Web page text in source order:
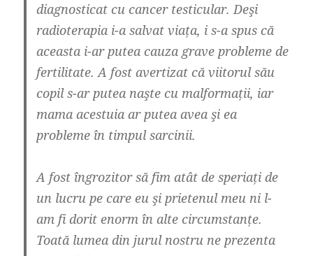
diagnosticat cu cancer testicular. Deşi
radioterapia i-a salvat viața, i s-a spus că
aceasta i-ar putea cauza grave probleme de
fertilitate. A fost avertizat că viitorul său
copil s-ar putea naşte cu malformații, iar
mama acestuia ar putea avea şi ea
probleme în timpul sarcinii.
A fost îngrozitor să fim atât de speriați de
un lucru pe care eu şi prietenul meu ni l-
am fi dorit enorm în alte circumstanțe.
Toată lumea din jurul nostru ne prezenta